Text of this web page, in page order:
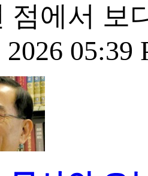
점에서 보
05:39